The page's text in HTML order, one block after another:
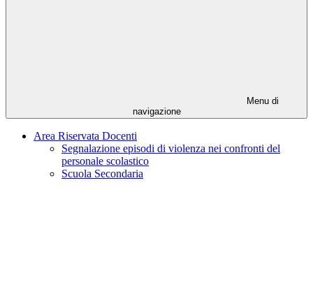
Menu di
navigazione
Area Riservata Docenti
Segnalazione episodi di violenza nei confronti del
personale scolastico
Scuola Secondaria